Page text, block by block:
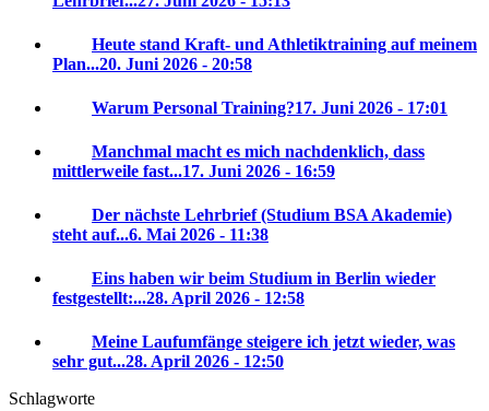
Heute stand Kraft- und Athletiktraining auf meinem
Plan...20. Juni 2026 - 20:58
Warum Personal Training?17. Juni 2026 - 17:01
Manchmal macht es mich nachdenklich, dass
mittlerweile fast...17. Juni 2026 - 16:59
Der nächste Lehrbrief (Studium BSA Akademie)
steht auf...6. Mai 2026 - 11:38
Eins haben wir beim Studium in Berlin wieder
festgestellt:...28. April 2026 - 12:58
Meine Laufumfänge steigere ich jetzt wieder, was
sehr gut...28. April 2026 - 12:50
Schlagworte